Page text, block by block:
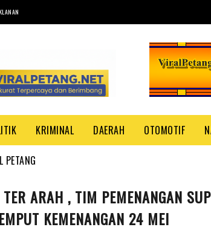
KRIMINAL DAERAH OTOMOTIF
PETANG
ARAH , TIM PEMENANGAN
KEMENANGAN 24 MEI